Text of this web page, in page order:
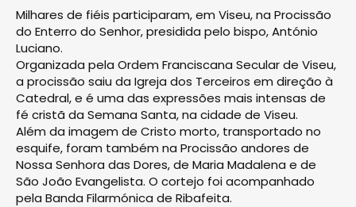
Milhares de fiéis participaram, em Viseu, na Procissão
do Enterro do Senhor, presidida pelo bispo, António
Luciano.
Organizada pela Ordem Franciscana Secular de Viseu,
a procissão saiu da Igreja dos Terceiros em direção à
Catedral, e é uma das expressões mais intensas de
fé cristã da Semana Santa, na cidade de Viseu.
Além da imagem de Cristo morto, transportado no
esquife, foram também na Procissão andores de
Nossa Senhora das Dores, de Maria Madalena e de
São João Evangelista. O cortejo foi acompanhado
pela Banda Filarmónica de Ribafeita.